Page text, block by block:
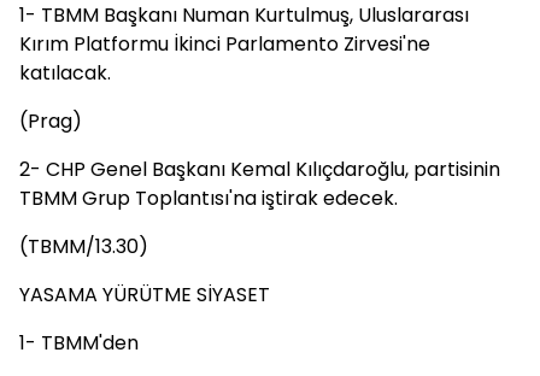
1- TBMM Başkanı Numan Kurtulmuş, Uluslararası
Kırım Platformu İkinci Parlamento Zirvesi'ne
katılacak.
(Prag)
2- CHP Genel Başkanı Kemal Kılıçdaroğlu, partisinin
TBMM Grup Toplantısı'na iştirak edecek.
(TBMM/13.30)
YASAMA YÜRÜTME SİYASET
1- TBMM'den